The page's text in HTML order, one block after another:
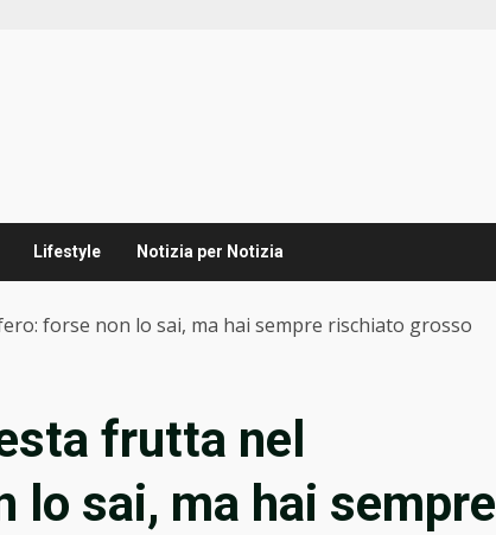
Lifestyle Notizia per Notizia
forse non lo sai, ma hai sempre rischiato grosso
frutta nel
sai, ma hai sempre